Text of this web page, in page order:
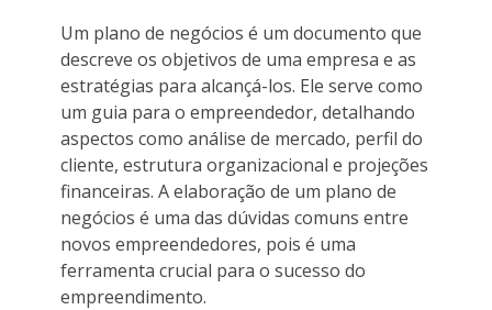
Um plano de negócios é um documento que
descreve os objetivos de uma empresa e as
estratégias para alcançá-los. Ele serve como
um guia para o empreendedor, detalhando
aspectos como análise de mercado, perfil do
cliente, estrutura organizacional e projeções
financeiras. A elaboração de um plano de
negócios é uma das dúvidas comuns entre
novos empreendedores, pois é uma
ferramenta crucial para o sucesso do
empreendimento.